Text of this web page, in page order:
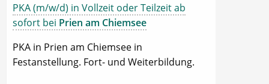
PKA (m/w/d) in Vollzeit oder Teilzeit ab
sofort bei Prien am Chiemsee
PKA in Prien am Chiemsee in
Festanstellung. Fort- und Weiterbildung.